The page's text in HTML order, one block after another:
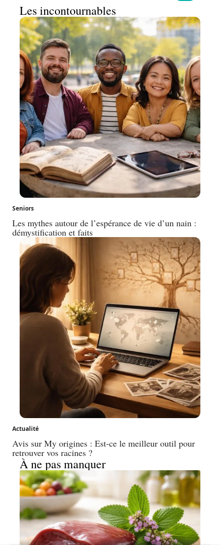
Les incontournables
Seniors
Les mythes autour de l’espérance de vie d’un nain :
démystification et faits
Actualité
Avis sur My origines : Est-ce le meilleur outil pour
retrouver vos racines ?
À ne pas manquer